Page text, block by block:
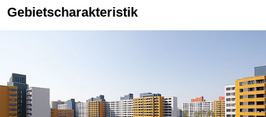
Gebietscharakteristik